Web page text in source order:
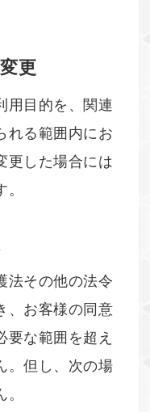
更
用目的を、関連
れる範囲内にお
更した場合には
法その他の法令
、お客様の同意
な範囲を超え
。但し、次の場